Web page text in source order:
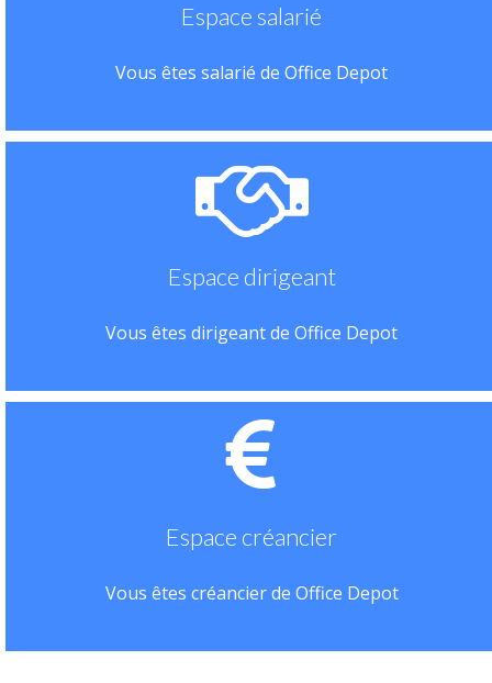
Espace salarié
Vous êtes salarié de Office Depot
Espace dirigeant
Vous êtes dirigeant de Office Depot
Espace créancier
Vous êtes créancier de Office Depot